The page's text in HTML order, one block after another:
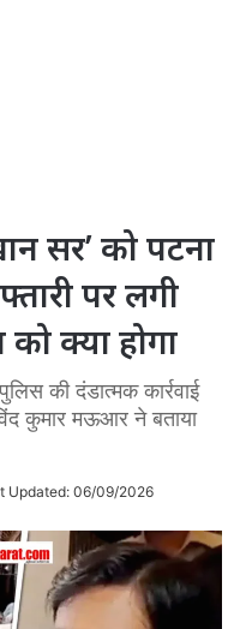
सर’ को पटना
पर लगी
क्या होगा
की दंडात्मक कार्रवाई
कुमार मऊआर ने बताया
Updated: 06/09/2026